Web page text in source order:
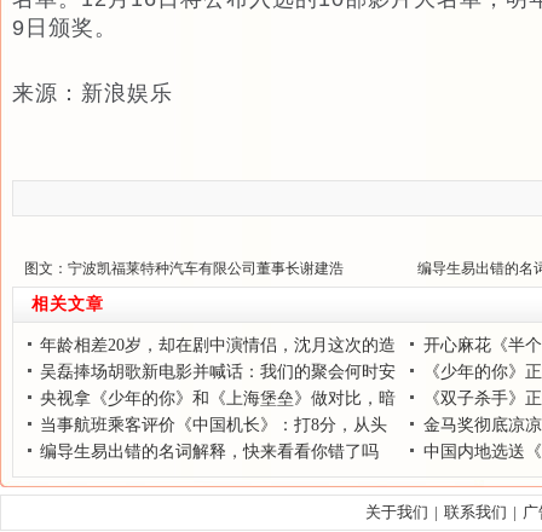
9日颁奖。
来源：新浪娱乐
图文：宁波凯福莱特种汽车有限公司董事长谢建浩 编导生易出错的名
相关文章
年龄相差20岁，却在剧中演情侣，沈月这次的造
型不输“佟年”
开心麻花《半
水》“笑友”归来引
吴磊捧场胡歌新电影并喊话：我们的聚会何时安
排?
《少年的你》
央视拿《少年的你》和《上海堡垒》做对比，暗
讽鹿晗彻底跌下神坛
《双子杀手》
看懂李安式情怀！
当事航班乘客评价《中国机长》：打8分，从头
哭到尾，很感动
金马奖彻底凉
连赞助商也撤资了
编导生易出错的名词解释，快来看看你错了吗 中国内地选送
关于我们 | 联系我们 | 广